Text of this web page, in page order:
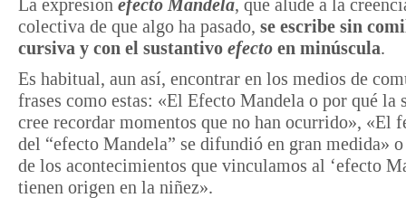
La expresión efecto Mandela, que alude a la
colectiva de que algo ha pasado, se escribe sin
cursiva y con el sustantivo efecto en minúscula.
Es habitual, aun así, encontrar en los medios de
frases como estas: «El Efecto Mandela o por qué la
cree recordar momentos que no han ocurrido», «El
del “efecto Mandela” se difundió en gran medida»
de los acontecimientos que vinculamos al ‘efecto
tienen origen en la niñez».